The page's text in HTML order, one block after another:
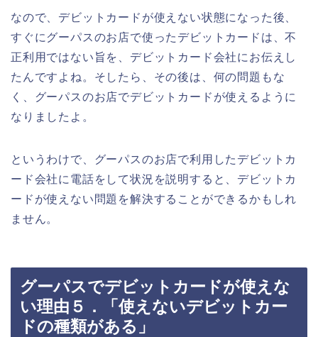
なので、デビットカードが使えない状態になった後、
すぐにグーパスのお店で使ったデビットカードは、不
正利用ではない旨を、デビットカード会社にお伝えし
たんですよね。そしたら、その後は、何の問題もな
く、グーパスのお店でデビットカードが使えるように
なりましたよ。
というわけで、グーパスのお店で利用したデビットカ
ード会社に電話をして状況を説明すると、デビットカ
ードが使えない問題を解決することができるかもしれ
ません。
グーパスでデビットカードが使えな
い理由５．「使えないデビットカー
ドの種類がある」